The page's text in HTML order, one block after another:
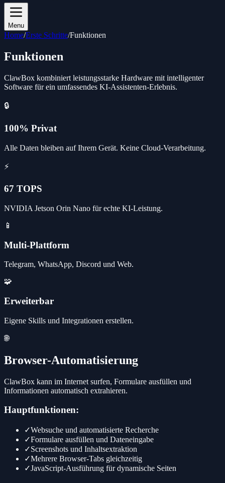
Menu
Home/Erste Schritte/Funktionen
Funktionen
ClawBox kombiniert leistungsstarke Hardware mit intelligenter
Software für ein umfassendes KI-Assistenten-Erlebnis.
🔒
100% Privat
Alle Daten bleiben auf Ihrem Gerät. Keine Cloud-Verarbeitung.
⚡
67 TOPS
NVIDIA Jetson Orin Nano für echte KI-Leistung.
📱
Multi-Plattform
Telegram, WhatsApp, Discord und Web.
🧩
Erweiterbar
Eigene Skills und Integrationen erstellen.
🌐
Browser-Automatisierung
ClawBox kann im Internet surfen, Formulare ausfüllen und
Informationen automatisch extrahieren.
Hauptfunktionen:
✓Websuche und automatisierte Recherche
✓Formulare ausfüllen und Dateneingabe
✓Screenshots und Inhaltsextraktion
✓Mehrere Browser-Tabs gleichzeitig
✓JavaScript-Ausführung für dynamische Seiten